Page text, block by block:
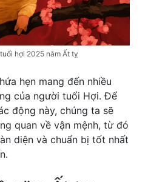
hợi 2025 năm Ất tỵ
hẹn mang đến nhiều
của người tuổi Hợi. Để
động này, chúng ta sẽ
quan về vận mệnh, từ đó
diện và chuẩn bị tốt nhất